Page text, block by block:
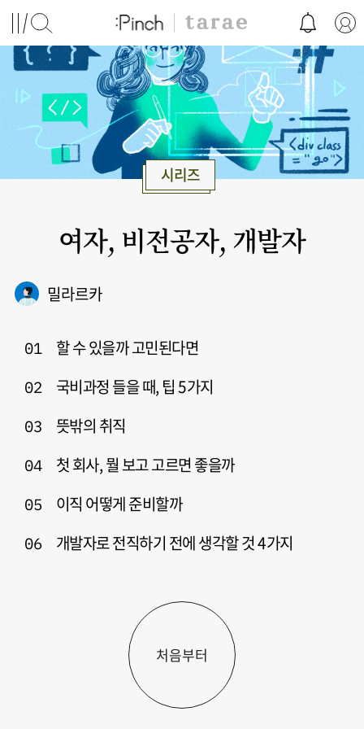
시리즈
여자, 비전공자, 개발자
밀라르카
01 할 수 있을까 고민된다면
02 국비과정 들을 때, 팁 5가지
03 뜻밖의 취직
04 첫 회사, 뭘 보고 고르면 좋을까
05 이직 어떻게 준비할까
06 개발자로 전직하기 전에 생각할 것 4가지
처음부터